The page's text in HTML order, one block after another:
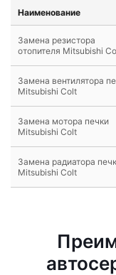
Наименование
Замена резистора
отопителя Mitsubishi
Замена вентилятора
Mitsubishi Colt
Замена мотора печки
Mitsubishi Colt
Замена радиатора
Mitsubishi Colt